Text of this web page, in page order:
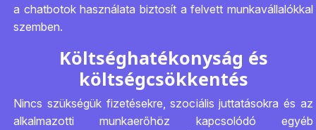
a chatbotok használata biztosít a felvett munkavállalókkal
szemben.
Költséghatékonyság és
költségcsökkentés
Nincs szükségük fizetésekre, szociális juttatásokra és az
alkalmazotti munkaerőhöz kapcsolódó egyéb